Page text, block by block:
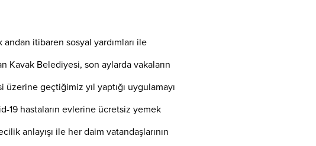
andan itibaren sosyal yardımları ile
Kavak Belediyesi, son aylarda vakaların
geçtiğimiz yıl yaptığı uygulamayı
19 hastaların evlerine ücretsiz yemek
anlayışı ile her daim vatandaşlarının